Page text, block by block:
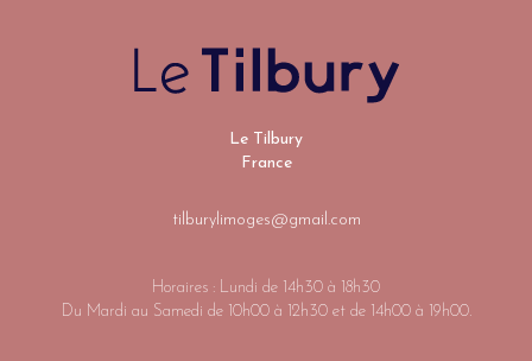
Le Tilbury
France
tilburylimoges@gmail.com
Horaires : Lundi de 14h30 à 18h30
Du Mardi au Samedi de 10h00 à 12h30 et de 14h00 à 19h00.